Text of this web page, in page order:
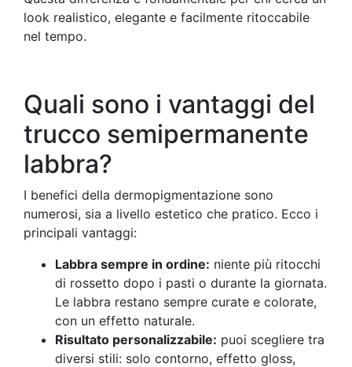
look realistico, elegante e facilmente ritoccabile
nel tempo.
Quali sono i vantaggi del
trucco semipermanente
labbra?
I benefici della dermopigmentazione sono
numerosi, sia a livello estetico che pratico. Ecco i
principali vantaggi:
Labbra sempre in ordine: niente più ritocchi
di rossetto dopo i pasti o durante la giornata.
Le labbra restano sempre curate e colorate,
con un effetto naturale.
Risultato personalizzabile: puoi scegliere tra
diversi stili: solo contorno, effetto gloss,